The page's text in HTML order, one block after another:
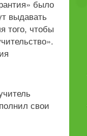
было
выдавать
того, чтобы
свои